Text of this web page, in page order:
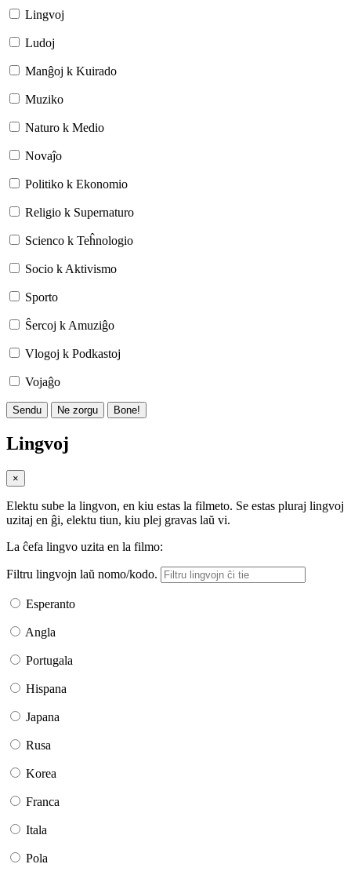
Lingvoj
Ludoj
Manĝoj k Kuirado
Muziko
Naturo k Medio
Novaĵo
Politiko k Ekonomio
Religio k Supernaturo
Scienco k Teĥnologio
Socio k Aktivismo
Sporto
Ŝercoj k Amuziĝo
Vlogoj k Podkastoj
Vojaĝo
Sendu Ne zorgu Bone!
Lingvoj
×
Elektu sube la lingvon, en kiu estas la filmeto. Se estas pluraj lingvoj
uzitaj en ĝi, elektu tiun, kiu plej gravas laŭ vi.
La ĉefa lingvo uzita en la filmo:
Filtru lingvojn laŭ nomo/kodo.
Esperanto
Angla
Portugala
Hispana
Japana
Rusa
Korea
Franca
Itala
Pola